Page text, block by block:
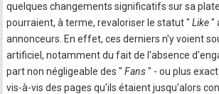
quelques changements significatifs sur sa
pourraient, à terme, revaloriser le statut " Like"
annonceurs. En effet, ces derniers n'y voient
artificiel, notamment du fait de l'absence
part non négligeable des " Fans" - ou plus
vis-à-vis des pages qu'ils étaient jusqu'alors